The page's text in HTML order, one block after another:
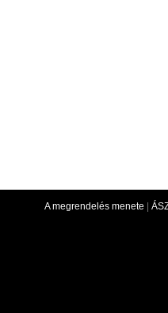
A megrendelés menete